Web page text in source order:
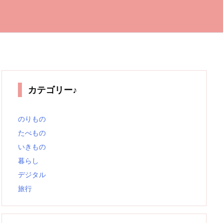
カテゴリー♪
のりもの
たべもの
いきもの
暮らし
デジタル
旅行